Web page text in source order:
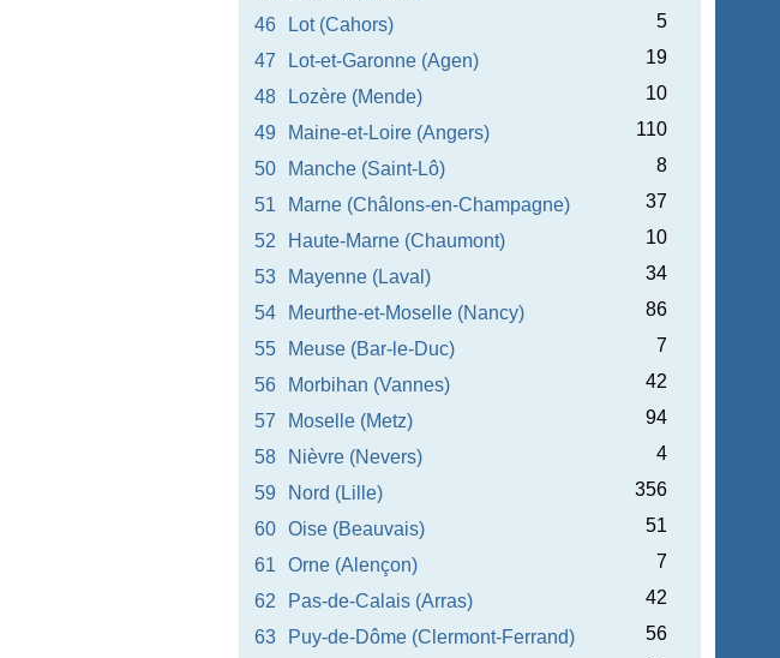
46
Lot (Cahors)
5
47
Lot-et-Garonne (Agen)
19
48
Lozère (Mende)
10
49
Maine-et-Loire (Angers)
110
50
Manche (Saint-Lô)
8
51
Marne (Châlons-en-Champagne)
37
52
Haute-Marne (Chaumont)
10
53
Mayenne (Laval)
34
54
Meurthe-et-Moselle (Nancy)
86
55
Meuse (Bar-le-Duc)
7
56
Morbihan (Vannes)
42
57
Moselle (Metz)
94
58
Nièvre (Nevers)
4
59
Nord (Lille)
356
60
Oise (Beauvais)
51
61
Orne (Alençon)
7
62
Pas-de-Calais (Arras)
42
63
Puy-de-Dôme (Clermont-Ferrand)
56